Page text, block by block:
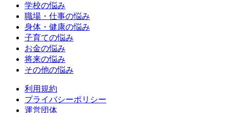
学校の悩み
職場・仕事の悩み
身体・健康の悩み
子育ての悩み
お金の悩み
将来の悩み
その他の悩み
利用規約
プライバシーポリシー
運営団体